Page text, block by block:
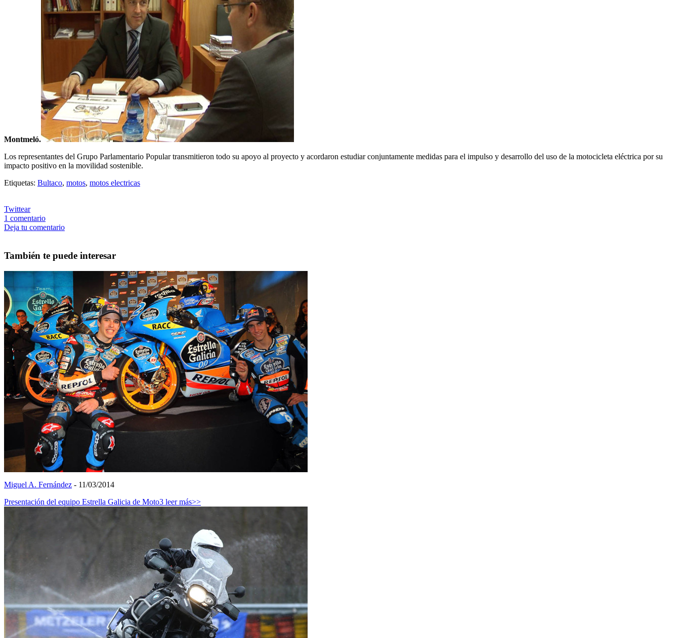
Montmeló.
Los representantes del Grupo Parlamentario Popular transmitieron todo su apoyo al proyecto y acordaron estudiar conjuntamente medidas para el impulso y desarrollo del uso de la motocicleta eléctrica por su
impacto positivo en la movilidad sostenible.
Etiquetas: Bultaco, motos, motos electricas
Twittear
1 comentario
Deja tu comentario
También te puede interesar
Miguel A. Fernández - 11/03/2014
Presentación del equipo Estrella Galicia de Moto3 leer más>>